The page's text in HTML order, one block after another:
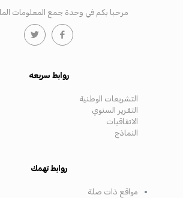
مرحبا بكم في وحدة جمع المعلومات
روابط سريعه
التشريعات الوطنية
التقرير السنوي
الاتفاقيات
النماذج
روابط تهمك
مواقع ذات صلة